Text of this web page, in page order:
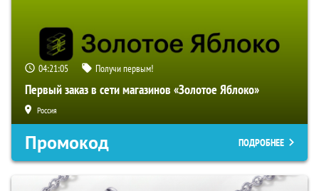
04:21:04 Получи первым!
Первый заказ в сети магазинов «Золотое Яблоко»
Россия
Промокод ПОДРОБНЕЕ